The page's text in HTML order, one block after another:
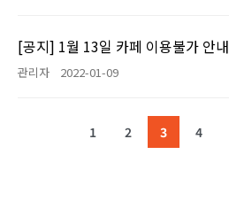
[공지] 1월 13일 카페 이용불가 안내
관리자 2022-01-09
1 2 3 4